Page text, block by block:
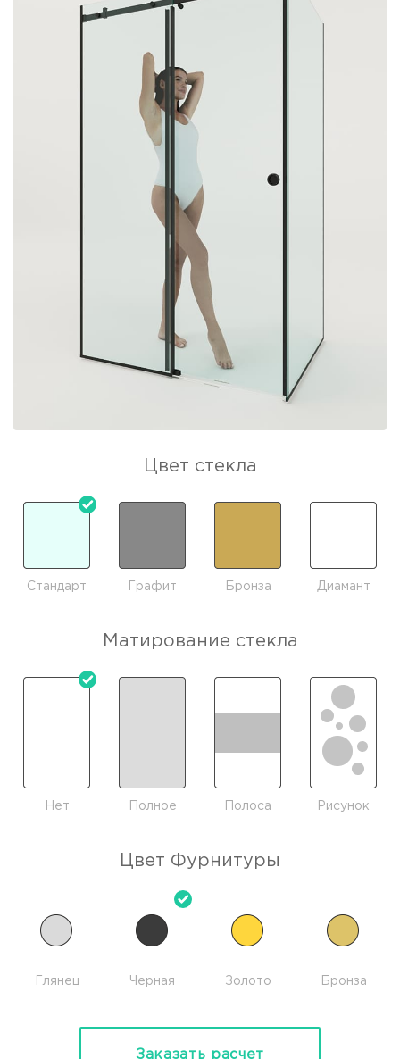
Цвет стекла
Стандарт Графит Бронза Диамант
Матирование стекла
Нет Полное Полоса Рисунок
Цвет Фурнитуры
Глянец Черная Золото Бронза
Заказать расчет